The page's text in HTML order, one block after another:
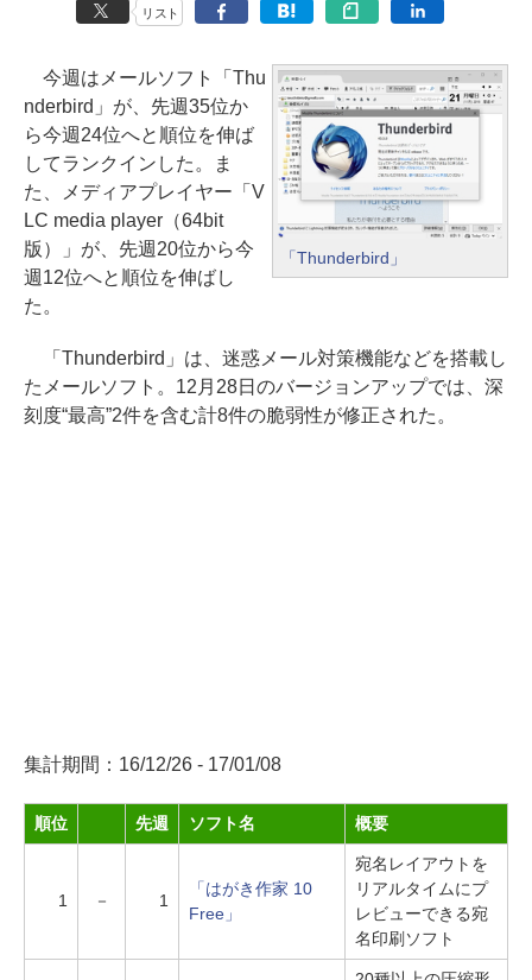
リスト
「Thunderbird」
今週はメールソフト「Thu
nderbird」が、先週35位か
ら今週24位へと順位を伸ば
してランクインした。ま
た、メディアプレイヤー「V
LC media player（64bit
版）」が、先週20位から今
週12位へと順位を伸ばし
た。
「Thunderbird」は、迷惑メール対策機能などを搭載し
たメールソフト。12月28日のバージョンアップでは、深
刻度“最高”2件を含む計8件の脆弱性が修正された。
集計期間：16/12/26 - 17/01/08
順位 先週 ソフト名 概要
1 － 1
「はがき作家 10
Free」
宛名レイアウトを
リアルタイムにプ
レビューできる宛
名印刷ソフト